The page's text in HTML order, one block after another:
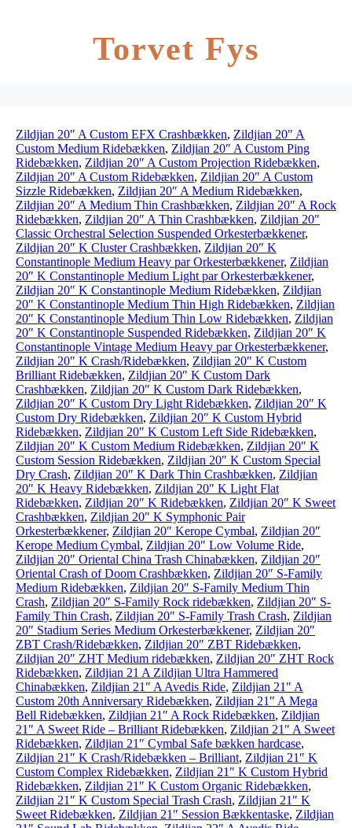
Torvet Fys
Zildjian 20″ A Custom EFX Crashbækken, Zildjian 20″ A
Custom Medium Ridebækken, Zildjian 20″ A Custom Ping
Ridebækken, Zildjian 20″ A Custom Projection Ridebækken,
Zildjian 20″ A Custom Ridebækken, Zildjian 20″ A Custom
Sizzle Ridebækken, Zildjian 20″ A Medium Ridebækken,
Zildjian 20″ A Medium Thin Crashbækken, Zildjian 20″ A Rock
Ridebækken, Zildjian 20″ A Thin Crashbækken, Zildjian 20″
Classic Orchestral Selection Suspended Orkesterbækkener,
Zildjian 20″ K Cluster Crashbækken, Zildjian 20″ K
Constantinople Medium Heavy par Orkesterbækkener, Zildjian
20″ K Constantinople Medium Light par Orkesterbækkener,
Zildjian 20″ K Constantinople Medium Ridebækken, Zildjian
20″ K Constantinople Medium Thin High Ridebækken, Zildjian
20″ K Constantinople Medium Thin Low Ridebækken, Zildjian
20″ K Constantinople Suspended Ridebækken, Zildjian 20″ K
Constantinople Vintage Medium Heavy par Orkesterbækkener,
Zildjian 20″ K Crash/Ridebækken, Zildjian 20″ K Custom
Brilliant Ridebækken, Zildjian 20″ K Custom Dark
Crashbækken, Zildjian 20″ K Custom Dark Ridebækken,
Zildjian 20″ K Custom Dry Light Ridebækken, Zildjian 20″ K
Custom Dry Ridebækken, Zildjian 20″ K Custom Hybrid
Ridebækken, Zildjian 20″ K Custom Left Side Ridebækken,
Zildjian 20″ K Custom Medium Ridebækken, Zildjian 20″ K
Custom Session Ridebækken, Zildjian 20″ K Custom Special
Dry Crash, Zildjian 20″ K Dark Thin Crashbækken, Zildjian
20″ K Heavy Ridebækken, Zildjian 20″ K Light Flat
Ridebækken, Zildjian 20″ K Ridebækken, Zildjian 20″ K Sweet
Crashbækken, Zildjian 20″ K Symphonic Pair
Orkesterbækkener, Zildjian 20″ Kerope Cymbal, Zildjian 20″
Kerope Medium Cymbal, Zildjian 20″ Low Volume Ride,
Zildjian 20″ Oriental China Trash Chinabækken, Zildjian 20″
Oriental Crash of Doom Crashbækken, Zildjian 20″ S-Family
Medium Ridebækken, Zildjian 20″ S-Family Medium Thin
Crash, Zildjian 20″ S-Family Rock ridebækken, Zildjian 20″ S-
Family Thin Crash, Zildjian 20″ S-Family Trash Crash, Zildjian
20″ Stadium Series Medium Orkesterbækkener, Zildjian 20″
ZBT Crash/Ridebækken, Zildjian 20″ ZBT Ridebækken,
Zildjian 20″ ZHT Medium ridebækken, Zildjian 20″ ZHT Rock
Ridebækken, Zildjian 21 A Zildjian Ultra Hammered
Chinabækken, Zildjian 21″ A Avedis Ride, Zildjian 21″ A
Custom 20th Anniversary Ridebækken, Zildjian 21″ A Mega
Bell Ridebækken, Zildjian 21″ A Rock Ridebækken, Zildjian
21″ A Sweet Ride – Brilliant Ridebækken, Zildjian 21″ A Sweet
Ridebækken, Zildjian 21″ Cymbal Safe bækken hardcase,
Zildjian 21″ K Crash/Ridebækken – Brilliant, Zildjian 21″ K
Custom Complex Ridebækken, Zildjian 21″ K Custom Hybrid
Ridebækken, Zildjian 21″ K Custom Organic Ridebækken,
Zildjian 21″ K Custom Special Trash Crash, Zildjian 21″ K
Sweet Ridebækken, Zildjian 21″ Session Bækkentaske, Zildjian